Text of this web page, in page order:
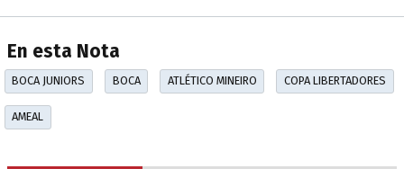
En esta Nota
BOCA JUNIORS BOCA ATLÉTICO MINEIRO COPA LIBERTADORES
AMEAL